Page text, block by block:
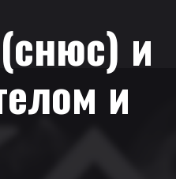
и
и